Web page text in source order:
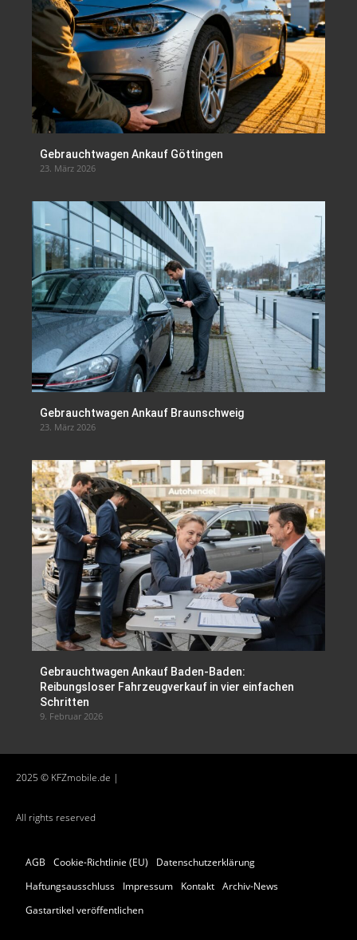
Gebrauchtwagen Ankauf Göttingen
23. März 2026
Gebrauchtwagen Ankauf Braunschweig
23. März 2026
Gebrauchtwagen Ankauf Baden-Baden:
Reibungsloser Fahrzeugverkauf in vier einfachen
Schritten
9. Februar 2026
2025 © KFZmobile.de |
All rights reserved
AGB Cookie-Richtlinie (EU)
Datenschutzerklärung
Haftungsausschluss
Impressum Kontakt Archiv-News
Gastartikel veröffentlichen